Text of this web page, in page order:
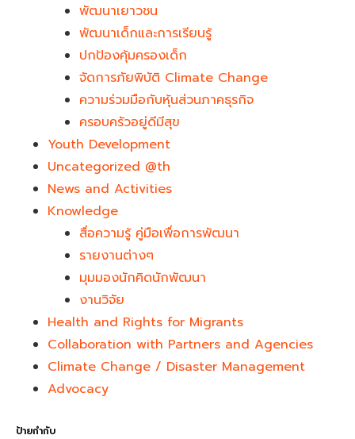
พัฒนาเยาวชน
พัฒนาเด็กและการเรียนรู้
ปกป้องคุ้มครองเด็ก
จัดการภัยพิบัติ Climate Change
ความร่วมมือกับหุ้นส่วนภาคธุรกิจ
ครอบครัวอยู่ดีมีสุข
Youth Development​
Uncategorized @th
News and Activities
Knowledge
สื่อความรู้ คู่มือเพื่อการพัฒนา
รายงานต่างๆ
มุมมองนักคิดนักพัฒนา
งานวิจัย
Health and Rights for Migrants
Collaboration with Partners and Agencies
Climate Change / Disaster Management
Advocacy
ป้ายกำกับ